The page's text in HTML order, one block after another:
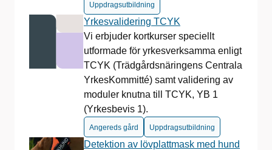
Uppdragsutbildning
Yrkesvalidering TCYK
Vi erbjuder kortkurser speciellt
utformade för yrkesverksamma enligt
TCYK (Trädgårdsnäringens Centrala
YrkesKommitté) samt validering av
moduler knutna till TCYK, YB 1
(Yrkesbevis 1).
Angereds gård Uppdragsutbildning
Detektion av lövplattmask med hund